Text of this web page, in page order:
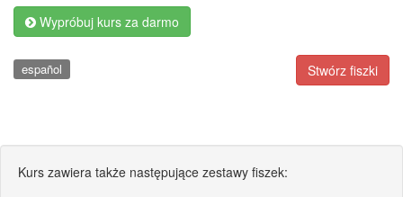
Wypróbuj kurs za darmo
Stwórz fiszki
español
Kurs zawiera także następujące zestawy fiszek: